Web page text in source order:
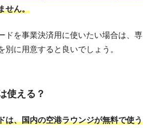
せん。
ドを事業決済用に使いたい場合は、専
別に用意すると良いでしょう。
使える？
は、国内の空港ラウンジが無料で使う